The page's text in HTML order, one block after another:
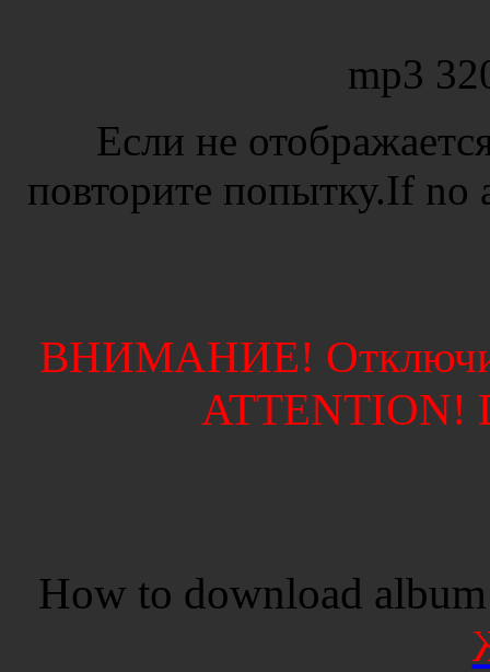
mp3
Если не
повторите попытку.If
ВНИМАНИЕ!
ATTENTION!
How to download